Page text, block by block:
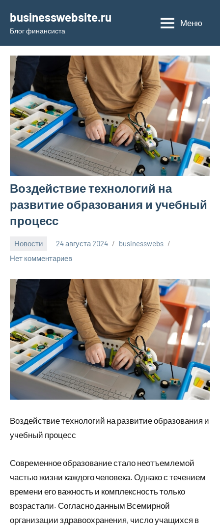
содержимому
businesswebsite.ru
Блог финансиста
Меню
Воздействие технологий на
развитие образования и учебный
процесс
Новости 24 августа 2024
businesswebs
Нет комментариев
Воздействие технологий на развитие образования и
учебный процесс
Современное образование стало неотъемлемой
частью жизни каждого человека. Однако с течением
времени его важность и комплексность только
возрастали. Согласно данным Всемирной
организации здравоохранения, число учащихся в